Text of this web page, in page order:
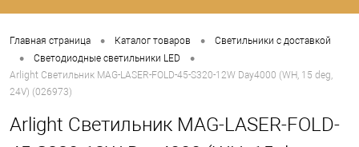
Главная страница • Каталог товаров • Светильники с доставкой
• Светодиодные светильники LED •
Arlight Светильник MAG-LASER-FOLD-45-S320-12W Day4000 (WH, 15 deg,
24V) (026973)
Arlight Светильник MAG-LASER-FOLD-